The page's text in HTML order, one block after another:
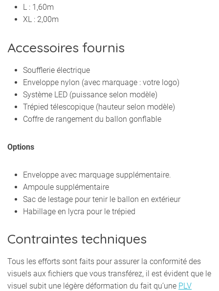
L : 1,60m
XL : 2,00m
Accessoires fournis
Soufflerie électrique
Enveloppe nylon (avec marquage : votre logo)
Système LED (puissance selon modèle)
Trépied télescopique (hauteur selon modèle)
Coffre de rangement du ballon gonflable
Options
Enveloppe avec marquage supplémentaire.
Ampoule supplémentaire
Sac de lestage pour tenir le ballon en extérieur
Habillage en lycra pour le trépied
Contraintes techniques
Tous les efforts sont faits pour assurer la conformité des
visuels aux fichiers que vous transférez, il est évident que le
visuel subit une légère déformation du fait qu’une PLV